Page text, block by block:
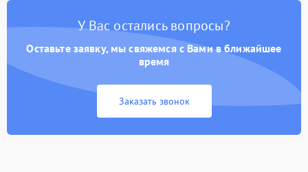
У Вас остались вопросы?
Оставьте заявку, мы свяжемся с Вами в ближайшее
время
Заказать звонок